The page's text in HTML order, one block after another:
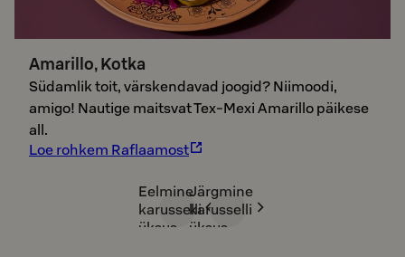
Amarillo, Kotka
Südamlik toit, värskendavad joogid? Niimoodi,
amigo! Nautige maitsvat Tex-Mexi Amarillo päikese
all.
Loe rohkem Raflaamost
Eelmine
karusselli
üksus
Järgmine
karusselli
üksus